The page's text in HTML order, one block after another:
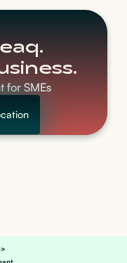
for SMEs
>